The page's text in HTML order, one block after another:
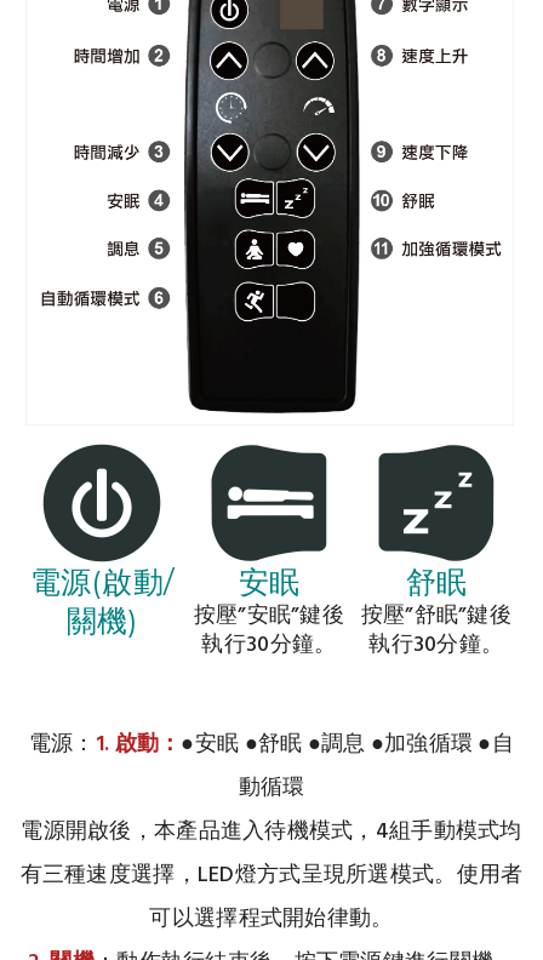
電源(啟動/
關機)
安眠
按壓”安眠”鍵後
執行30分鐘。
舒眠
按壓”舒眠”鍵後
執行30分鐘。
電源： 1. 啟動： ●安眠 ●舒眠 ●調息 ●加強循環 ●自
動循環
電源開啟後，本產品進入待機模式，4組手動模式均
有三種速度選擇，LED燈方式呈現所選模式。使用者
可以選擇程式開始律動。